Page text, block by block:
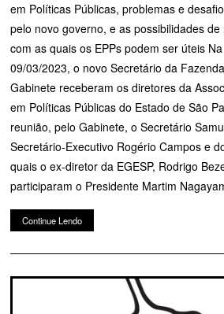
em Políticas Públicas, problemas e
pelo novo governo, e as possibilidades
com as quais os EPPs podem ser úteis
09/03/2023, o novo Secretário da
Gabinete receberam os diretores da
em Políticas Públicas do Estado de São
reunião, pelo Gabinete, o Secretário
Secretário-Executivo Rogério Campos e
quais o ex-diretor da EGESP, Rodrigo
participaram o Presidente Martim
Continue Lendo